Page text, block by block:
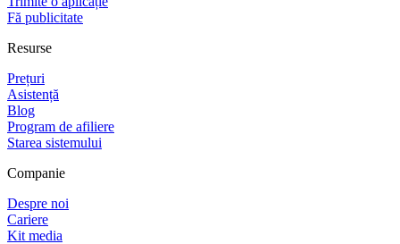
Fă publicitate
Resurse
Prețuri
Asistență
Blog
Program de afiliere
Starea sistemului
Companie
Despre noi
Cariere
Kit media